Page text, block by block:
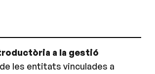
a la gestió
de les entitats vinculades a